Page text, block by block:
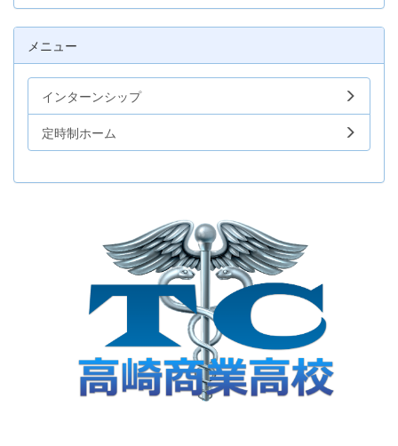
メニュー
インターンシップ
定時制ホーム